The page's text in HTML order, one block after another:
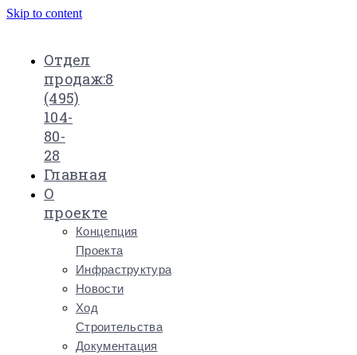
Skip to content
Отдел
продаж:8
(495)
104-
80-
28
Главная
О
проекте
Концепция
Проекта
Инфраструктура
Новости
Ход
Строительства
Документация